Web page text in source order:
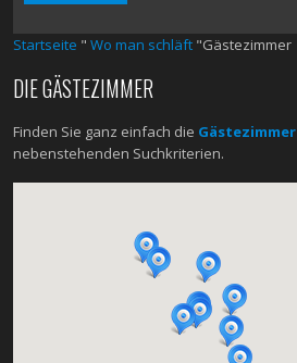
Startseite "Wo man schläft "Gästezimmer
DIE GÄSTEZIMMER
Finden Sie ganz einfach die Gästezimmer
nebenstehenden Suchkriterien.